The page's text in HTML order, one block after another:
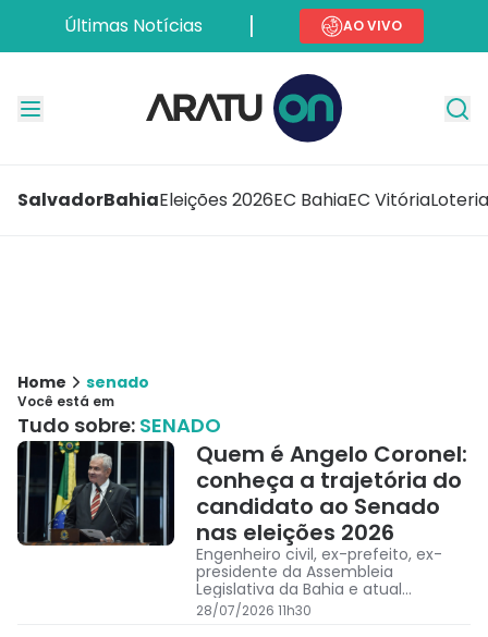
Últimas Notícias AO VIVO
SalvadorBahiaEleições 2026EC BahiaEC Vitória
Home senado
Você está em
Tudo sobre: SENADO
Quem é Angelo Coronel:
conheça a trajetória do
candidato ao Senado
nas eleições 2026
Engenheiro civil, ex-prefeito, ex-
presidente da Assembleia
Legislativa da Bahia e atual
senador, Angelo Coronel busca
novo mandato nas eleições de
28/07/2026 11h30